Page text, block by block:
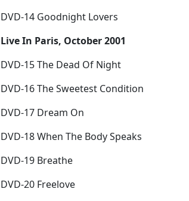
DVD-14 Goodnight Lovers
Live In Paris, October 2001
DVD-15 The Dead Of Night
DVD-16 The Sweetest Condition
DVD-17 Dream On
DVD-18 When The Body Speaks
DVD-19 Breathe
DVD-20 Freelove